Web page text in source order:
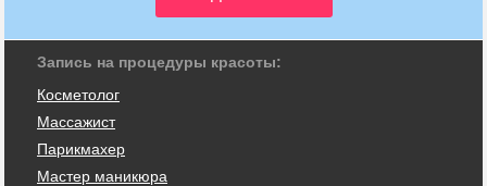
Запись на процедуры красоты:
Косметолог
Массажист
Парикмахер
Мастер маникюра